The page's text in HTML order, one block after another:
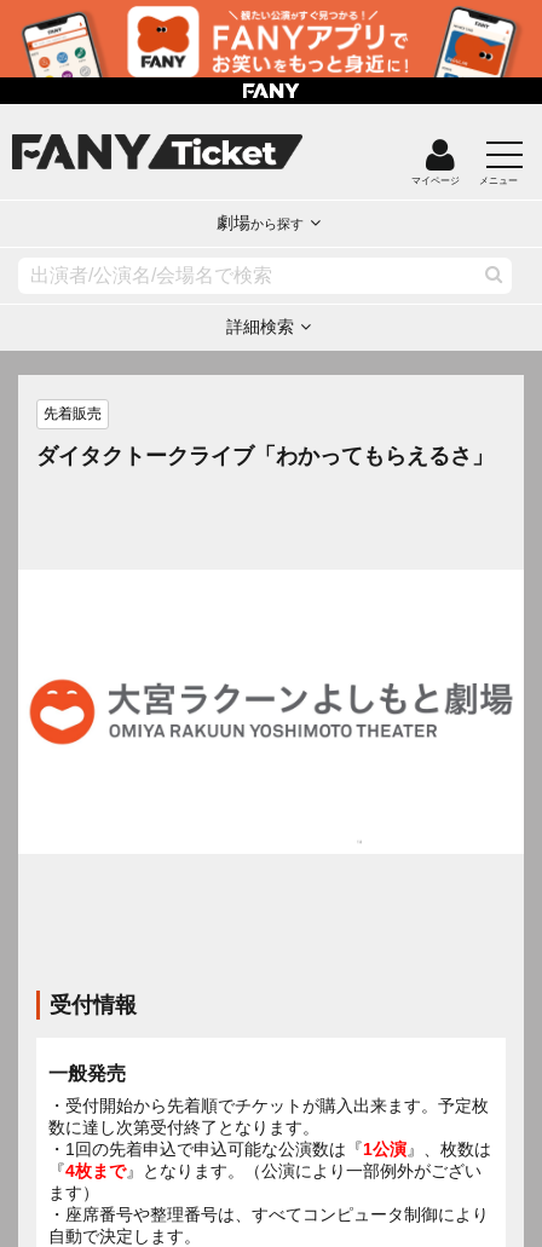
マイページ メニュー
劇場から探す
詳細検索
先着販売
ダイタクトークライブ「わかってもらえるさ」
受付情報
一般発売
・受付開始から先着順でチケットが購入出来ます。予定枚
数に達し次第受付終了となります。
・1回の先着申込で申込可能な公演数は『1公演』、枚数は
『4枚まで』となります。（公演により一部例外がござい
ます）
・座席番号や整理番号は、すべてコンピュータ制御により
自動で決定します。